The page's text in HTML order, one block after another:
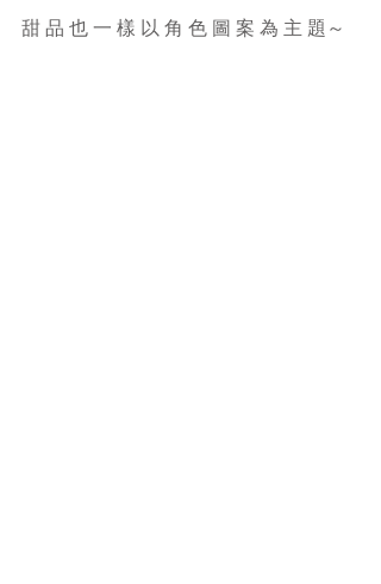
甜 品 也 一 樣 以 角 色 圖 案 為 主 題～